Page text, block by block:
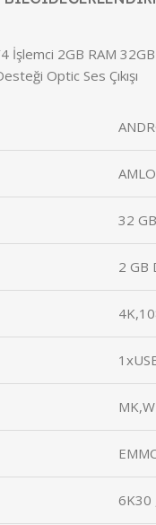
İşlemci 2GB RAM
Optic Ses Çıkışı
32 GB
2 GB
6K30